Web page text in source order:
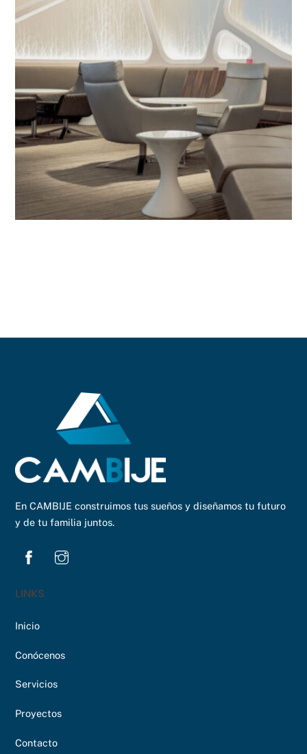
Furniture
Modern office furniture
Modern futuristic lounge
En CAMBIJE construimos tus sueños y diseñamos tu futuro
y de tu familia juntos.
LINKS
Inicio
Conócenos
Servicios
Proyectos
Contacto